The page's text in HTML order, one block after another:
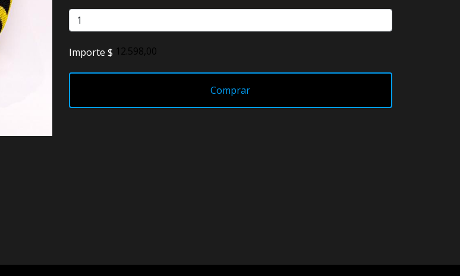
Faros
Lámparas
Importe $
Comprar